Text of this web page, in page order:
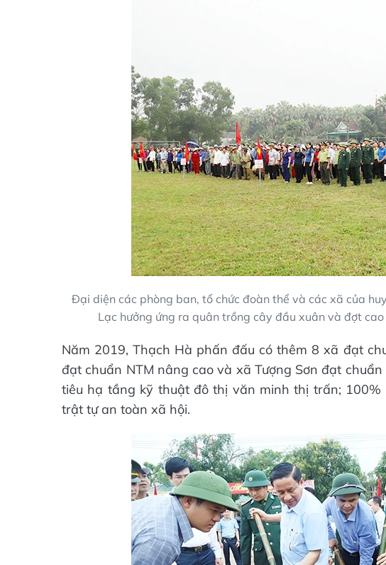
Đại diện các phòng ban, tổ chức đoàn thể và các xã của
Lạc hưởng ứng ra quân trồng cây đầu xuân và đợt
Năm 2019, Thạch Hà phấn đấu có thêm 8 xã đạt
đạt chuẩn NTM nâng cao và xã Tượng Sơn đạt
tiêu hạ tầng kỹ thuật đô thị văn minh thị trấn;
trật tự an toàn xã hội.